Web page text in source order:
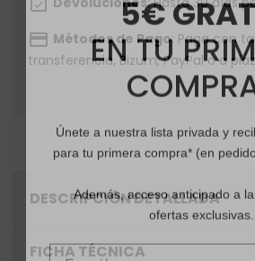
payment Métodos de Pago: Paga con
transferencia, Bizum, PayPal o a
DESCRIPCIÓN DETALLADA
FICHA TÉCNICA
EN TU
para tu primera compra* (en
ofertas exclusivas.